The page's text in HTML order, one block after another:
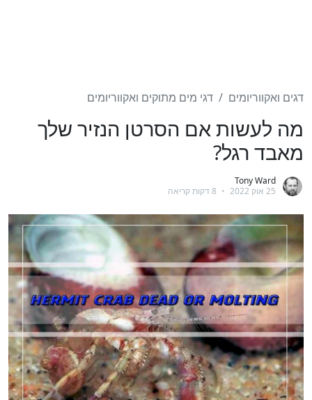
דגים ואקווריומים דגי מים מתוקים ואקווריומים
מה לעשות אם הסרטן הנזיר שלך
מאבד רגל?
Tony Ward
25 אוק 2022
•